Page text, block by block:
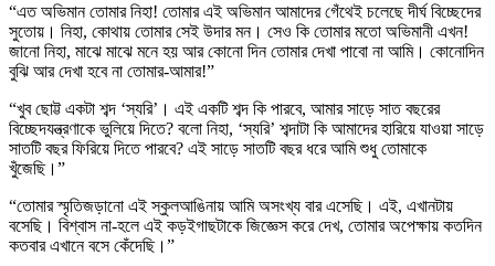
“এত অভিমান তোমার নিহা! তোমার এই অভিমান আমাদের গেঁথেই চলেছে দীর্ঘ বিচ্ছেদের
সুতোয়। নিহা, কোথায় তোমার সেই উদার মন। সেও কি তোমার মতো অভিমানী এখন!
জানো নিহা, মাঝে মাঝে মনে হয় আর কোনো দিন তোমার দেখা পাবো না আমি। কোনোদিন
বুঝি আর দেখা হবে না তোমার-আমার!”
“খুব ছোট্ট একটা শব্দ ‘স্যরি’। এই একটি শব্দ কি পারবে, আমার সাড়ে সাত বছরের
বিচ্ছেদযন্ত্রণাকে ভুলিয়ে দিতে? বলো নিহা, ‘স্যরি’ শব্দাটা কি আমাদের হারিয়ে যাওয়া সাড়ে
সাতটি বছর ফিরিয়ে দিতে পারবে? এই সাড়ে সাতটি বছর ধরে আমি শুধু তোমাকে
খুঁজেছি।”
“তোমার স্মৃতিজড়ানো এই স্কুলআঙিনায় আমি অসংখ্য বার এসেছি। এই, এখানটায়
বসেছি। বিশ্বাস না-হলে এই কড়ইগাছটাকে জিজ্ঞেস করে দেখ, তোমার অপেক্ষায় কতদিন
কতবার এখানে বসে কেঁদেছি।”